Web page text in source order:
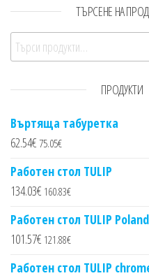
ТЪРСЕНЕ НА
Търсене за:
ПРОДУКТИ
Въртяща табуретка
62.54€ 75.05€
Работен стол TULIP
134.03€ 160.83€
Работен стол TULIP Poland
101.57€ 121.88€
Работен стол TULIP